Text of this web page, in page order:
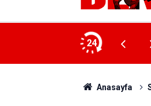
24
Anasayfa